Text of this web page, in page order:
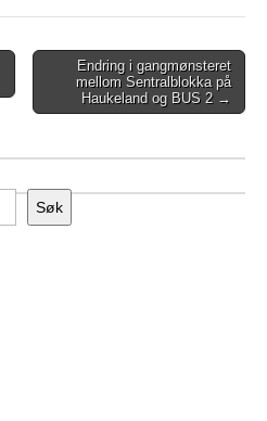
Endring i gangmønsteret
mellom Sentralblokka på
Haukeland og BUS 2 →
Søk